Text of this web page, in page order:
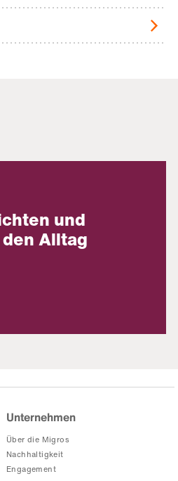
und
Alltag
Unternehmen
Über die Migros
Nachhaltigkeit
Engagement